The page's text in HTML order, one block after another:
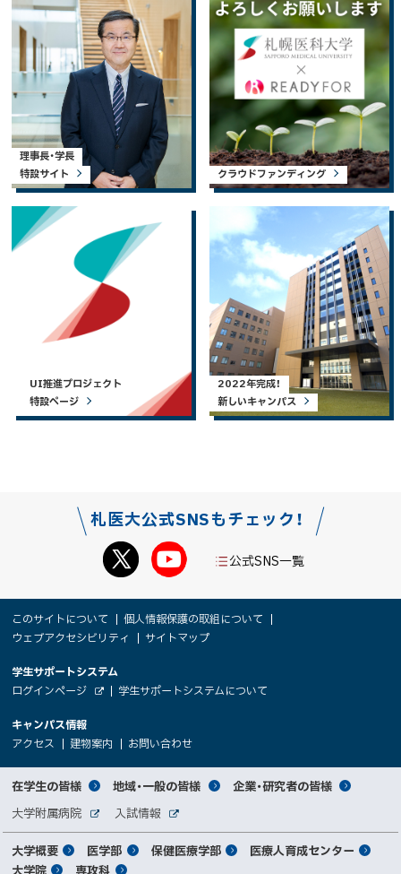
理事長・学長
特設サイト
クラウドファンディング
UI推進プロジェクト
特設ページ
2022年完成！
新しいキャンパス
札医大公式SNSもチェック！
公式SNS一覧
サ
イ
ト
報
このサイトについて
個人情報保護の取組について
ウェブアクセシビリティ
サイトマップ
大
学
関
者
向
け
学生サポートシステム
ログインページ
イ
ト
（
新
ィ
ド
ウ
で
開
き
ま
す
学生サポートシステムについて
キャンパス情報
アクセス
（
新
規
ウ
ィ
ン
ド
ウ
で
開
建物案内
（
新
規
ウ
ィ
ン
ド
ウ
で
お問い合わせ
規
ウ
ィ
ウ
で
開
サ
イ
ト
対
象
者
別
在学生の皆様 地域・一般の皆様 企業・研究者の皆様
関
連
サ
大学附属病院
サ
イ
入試情報
サ
メ
大学概要 医学部 保健医療学部
医療人育成センター
大学院
専攻科